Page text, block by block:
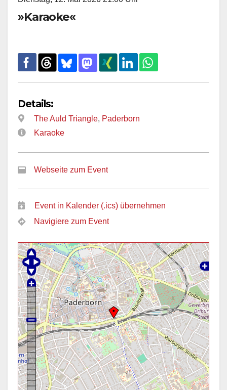
»Karaoke«
Details:
The Auld Triangle, Paderborn
Karaoke
Webseite zum Event
Event in Kalender (.ics) übernehmen
Navigiere zum Event